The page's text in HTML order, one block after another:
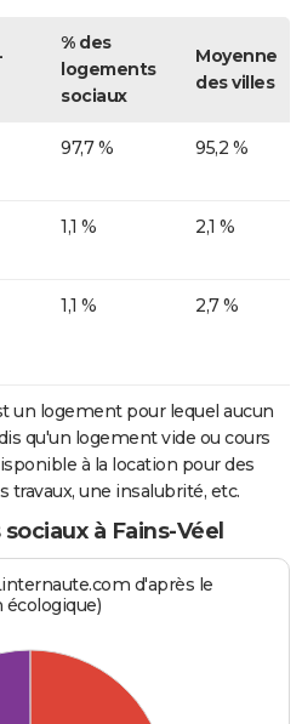
% des
logements
sociaux
Moyenne
des villes
97,7 % 95,2 %
1,1 % 2,1 %
1,1 % 2,7 %
un logement pour lequel aucun
qu'un logement vide ou cours
à la location pour des
travaux, une insalubrité, etc.
à Fains-Véel
d'après le